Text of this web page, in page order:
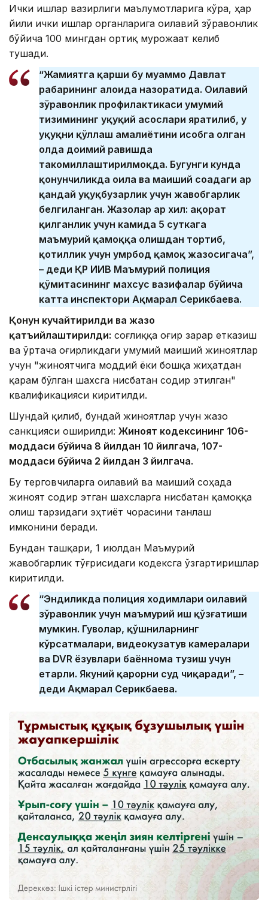
Ички ишлар вазирлиги маълумотларига кўра, ҳар
йили ички ишлар органларига оилавий зўравонлик
бўйича 100 мингдан ортиқ мурожаат келиб
тушади.
“Жамиятга қарши бу муаммо Давлат
раҳбарининг алоҳида назоратида. Оилавий
зўравонлик профилактикаси умумий
тизимининг ҳуқуқий асослари яратилиб, у
ҳуқуқни қўллаш амалиётини ҳисобга олган
ҳолда доимий равишда
такомиллаштирилмоқда. Бугунги кунда
қонунчиликда оила ва маиший соҳадаги ҳар
қандай ҳуқуқбузарлик учун жавобгарлик
белгиланган. Жазолар ҳар хил: ҳақорат
қилганлик учун камида 5 суткага
маъмурий қамоққа олишдан тортиб,
қотиллик учун умрбод қамоқ жазосигача”,
– деди ҚР ИИВ Маъмурий полиция
қўмитасининг махсус вазифалар бўйича
катта инспектори Ақмарал Серикбаева.
Қонун кучайтирилди ва жазо
қатъийлаштирилди: соғлиққа оғир зарар етказиш
ва ўртача оғирликдаги умумий маиший жиноятлар
учун "жиноятчига моддий ёки бошқа жиҳатдан
қарам бўлган шахсга нисбатан содир этилган"
квалификацияси киритилди.
Шундай қилиб, бундай жиноятлар учун жазо
санкцияси оширилди: Жиноят кодексининг 106-
моддаси бўйича 8 йилдан 10 йилгача, 107-
моддаси бўйича 2 йилдан 3 йилгача.
Бу терговчиларга оилавий ва маиший соҳада
жиноят содир этган шахсларга нисбатан қамоққа
олиш тарзидаги эҳтиёт чорасини танлаш
имконини беради.
Бундан ташқари, 1 июлдан Маъмурий
жавобгарлик тўғрисидаги кодексга ўзгартиришлар
киритилди.
“Эндиликда полиция ходимлари оилавий
зўравонлик учун маъмурий иш қўзғатиши
мумкин. Гувоҳлар, қўшниларнинг
кўрсатмалари, видеокузатув камералари
ва DVR ёзувлари баённома тузиш учун
етарли. Якуний қарорни суд чиқаради”, –
деди Ақмарал Серикбаева.